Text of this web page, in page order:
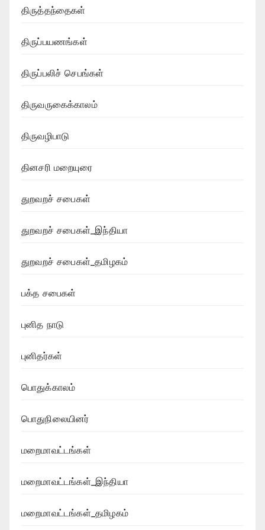
திருத்தந்தைகள்
திருப்பயணங்கள்
திருப்பலிச் செபங்கள்
திருவருகைக்காலம்
திருவழிபாடு
தினசரி மறையுரை
துறவறச் சபைகள்
துறவறச் சபைகள்_இந்தியா
துறவறச் சபைகள்_தமிழகம்
பக்த சபைகள்
புனித நாடு
புனிதர்கள்
பொதுக்காலம்
பொதுநிலையினர்
மறைமாவட்டங்கள்
மறைமாவட்டங்கள்_இந்தியா
மறைமாவட்டங்கள்_தமிழகம்